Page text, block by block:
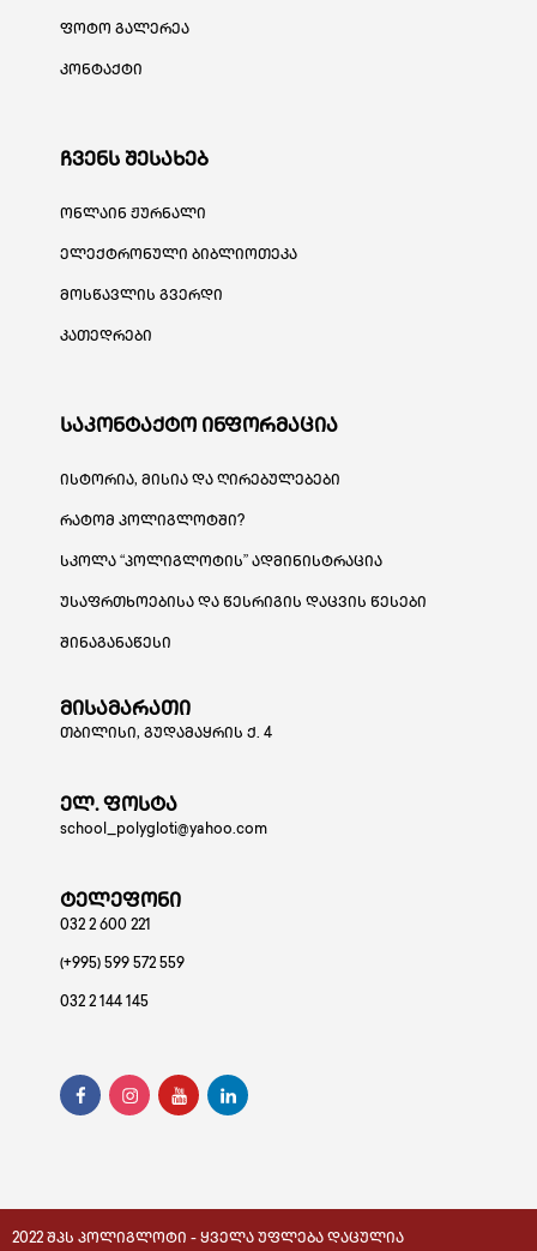
ფოტო გალერეა
კონტაქტი
ჩვენს შესახებ
ონლაინ ჟურნალი
ელექტრონული ბიბლიოთეკა
მოსწავლის გვერდი
კათედრები
საკონტაქტო ინფორმაცია
ისტორია, მისია და ღირებულებები
რატომ პოლიგლოტში?
სკოლა “პოლიგლოტის” ადმინისტრაცია
უსაფრთხოებისა და წესრიგის დაცვის წესები
შინაგანაწესი
მისამარათი
თბილისი, გუდამაყრის ქ. 4
ელ. ფოსტა
school_polygloti@yahoo.com
ტელეფონი
032 2 600 221
(+995) 599 572 559
032 2 144 145
2022 ᲨᲞᲡ ᲞᲝᲚᲘᲒᲚᲝᲢᲘ - ᲧᲕᲔᲚᲐ ᲣᲤᲚᲔᲑᲐ ᲓᲐᲪᲣᲚᲘᲐ